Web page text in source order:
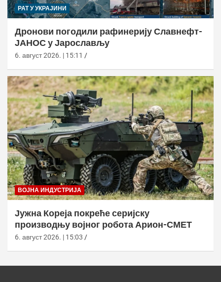
РАТ У УКРАЈИНИ
Дронови погодили рафинерију Славнефт-
ЈАНОС у Јарослављу
6. август 2026. | 15:11
ВОЈНА ИНДУСТРИЈА
Јужна Кореја покреће серијску
производњу војног робота Арион-СМЕТ
6. август 2026. | 15:03